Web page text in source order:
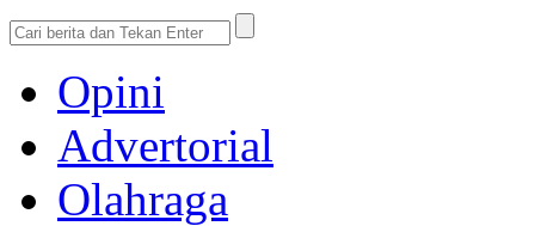
Opini
Advertorial
Olahraga